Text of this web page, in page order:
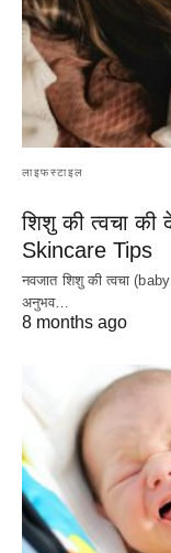
लाइफस्टाइल
शिशु की त्वचा
Skincare Tips
नवजात शिशु की त्वचा
अनुभव…
8 months ago